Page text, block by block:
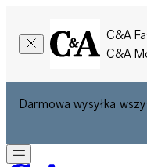
C&A
C&A
Darmowa wysyłka